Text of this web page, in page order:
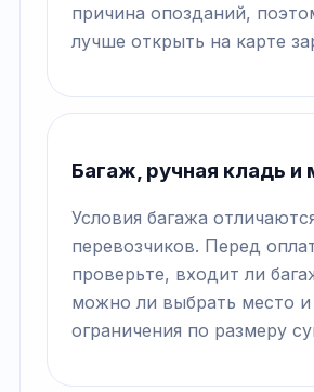
причина опозданий,
лучше открыть на карте
Багаж, ручная кладь и
Условия багажа
перевозчиков. Перед
проверьте, входит ли
можно ли выбрать место и
ограничения по размеру